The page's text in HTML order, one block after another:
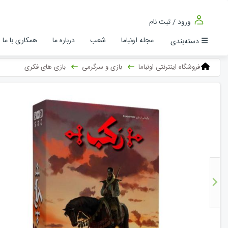
ورود / ثبت نام
دسته‌بندی
مجله اونباما شعب درباره ما همکاری با ما
فروشگاه اینترنتی اونباما بازی و سرگرمی بازی های فکری